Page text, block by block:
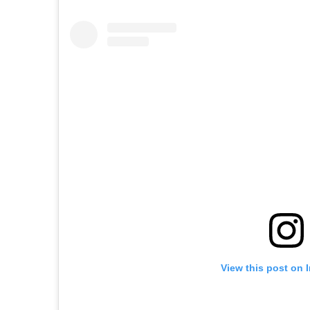
View this post on